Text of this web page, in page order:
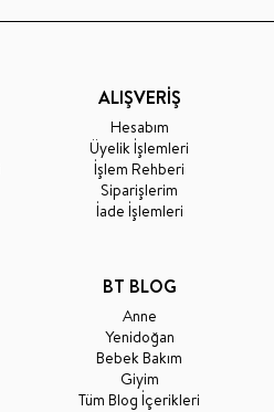
ALIŞVERİŞ
Hesabım
Üyelik İşlemleri
İşlem Rehberi
Siparişlerim
İade İşlemleri
BT BLOG
Anne
Yenidoğan
Bebek Bakım
Giyim
Tüm Blog İçerikleri